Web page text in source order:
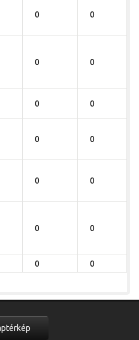
0 0
0 0
0 0
0 0
0 0
0 0
0 0